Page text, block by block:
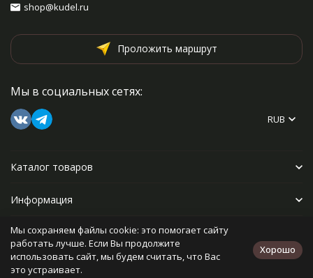
shop@kudel.ru
Проложить маршрут
Мы в социальных сетях:
RUB
Каталог товаров
Информация
Прочее
Политика персональных данных
Мы сохраняем файлы cookie: это помогает сайту
работать лучше. Если Вы продолжите
использовать сайт, мы будем считать, что Вас
это устраивает.
Хорошо